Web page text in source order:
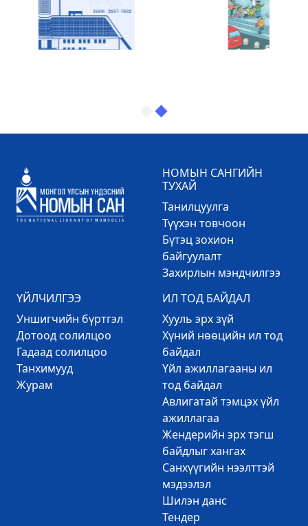
НОМЫН САНГИЙН
ТУХАЙ
Танилцуулга
Түүхэн товчоон
Бүтэц зохион
байгуулалт
Захирлын мэндчилгээ
ҮЙЛЧИЛГЭЭ
Уншигчийн бүртгэл
Дотоод солилцоо
Гадаад солилцоо
Танхимууд
Журам
ИЛ ТОД БАЙДАЛ
Хууль эрх зүй
Хүний нөөцийн ил тод
байдал
Үйл ажиллагааны ил
тод байдал
Авлигатай тэмцэх үйл
ажиллагаа
Жендерийн эрх тэгш
байдлыг хангах
Санхүүгийн нээлттэй
мэдээлэл
Шилэн данс
Тендер